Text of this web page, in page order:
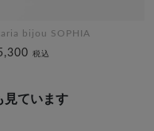
bijou SOPHIA
税込
見ています